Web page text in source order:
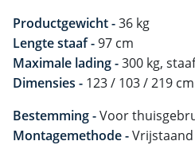
Productgewicht -36 kg
Lengte staaf -97 cm
Maximale lading -300 kg,
Dimensies - 123 / 103 / 219 cm
Bestemming -Voor
Montagemethode -Vrijstaand